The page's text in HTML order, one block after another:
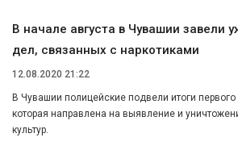
В начале августа в Чувашии завели
дел, связанных с наркотиками
12.08.2020 21:22
В Чувашии полицейские подвели итоги
которая направлена на выявление и
культур.